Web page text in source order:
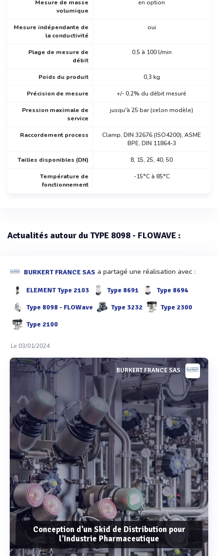
Mesure de masse
volumique
en option
Mesure indépendante de
la conductivité
oui
Plage de mesure de
débit
0,5 à 100 l/min
Poids du produit 0,3 kg
Précision de mesure +/- 0,2% du débit mesuré
Pression maximale de
service
jusqu'à 25 bar (selon modèle)
Raccordement process
Clamp, DIN 32676 (ISO4200), ASME
BPE, DIN 11864-3
Tailles disponibles (DN) 8, 15, 25, 40, 50
Température de
fonctionnement
-15°C à 85°C
Actualités autour du TYPE 8098 - FLOWAVE :
BURKERT FRANCE SAS a partagé une réalisation avec :
ELEMENT Type 2103 Type 8691 Type 8694
Type 8098 - FLOWave Type 3232 Type 2300
Type 2100
Le 03/01/2024
BURKERT FRANCE SAS
Conception d'un Skid de Distribution pour
l'Industrie Pharmaceutique